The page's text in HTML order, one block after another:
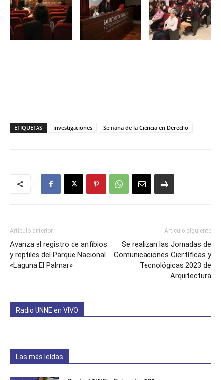
ETIQUETAS investigaciones Semana de la Ciencia en Derecho
Artículo anterior
Avanza el registro de anfibios
y reptiles del Parque Nacional
«Laguna El Palmar»
Artículo siguiente
Se realizan las Jornadas de
Comunicaciones Científicas y
Tecnológicas 2023 de
Arquitectura
Radio UNNE en VIVO
Las más leídas